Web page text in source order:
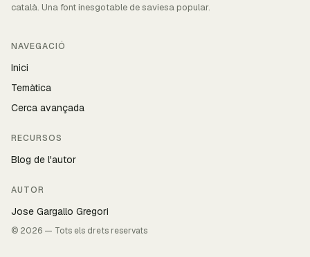
català. Una font inesgotable de saviesa popular.
NAVEGACIÓ
Inici
Temàtica
Cerca avançada
RECURSOS
Blog de l'autor
AUTOR
Jose Gargallo Gregori
© 2026 — Tots els drets reservats